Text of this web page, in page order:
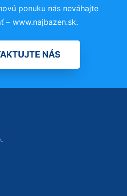
ponuku nás neváhajte
– www.najbazen.sk.
NÁS